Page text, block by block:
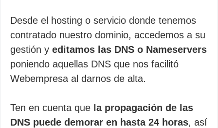
Desde el hosting o servicio donde tenemos
contratado nuestro dominio, accedemos a su
gestión y editamos las DNS o Nameservers
poniendo aquellas DNS que nos facilitó
Webempresa al darnos de alta.
Ten en cuenta que la propagación de las
DNS puede demorar en hasta 24 horas, así